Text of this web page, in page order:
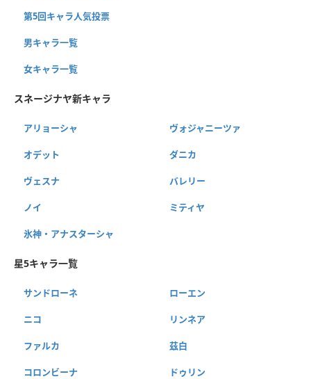
第5回キャラ人気投票
男キャラ一覧
女キャラ一覧
スネージナヤ新キャラ
アリョーシャ ヴォジャニーツァ
オデット ダニカ
ヴェスナ バレリー
ノイ ミティヤ
氷神・アナスターシャ
星5キャラ一覧
サンドローネ ローエン
ニコ リンネア
ファルカ 茲白
コロンビーナ ドゥリン